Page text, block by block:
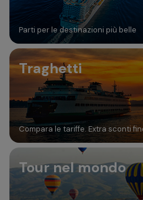
Parti per le destinazioni più belle
Traghetti
Compara le tariffe. Extra sconti
Tour nel mondo